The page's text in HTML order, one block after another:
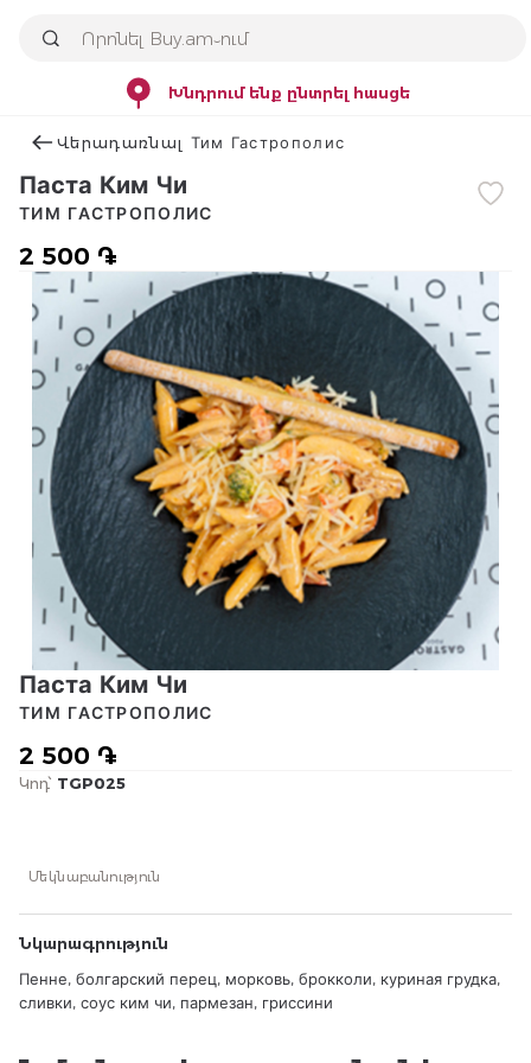
Խնդրում ենք ընտրել հասցե
Վերադառնալ Тим Гастрополис
Паста Ким Чи
2 500 ֏
ТИМ ГАСТРОПОЛИС
Паста Ким Чи
2 500 ֏
ТИМ ГАСТРОПОЛИС
Կոդ՝ TGP025
Մեկնաբանություն
Նկարագրություն
Пенне, болгарский перец, морковь, брокколи, куриная грудка,
сливки, соус ким чи, пармезан, гриссини